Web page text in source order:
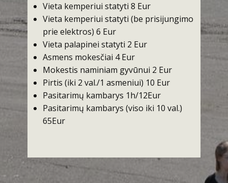
Vieta kemperiui statyti 8 Eur
Vieta kemperiui statyti (be prisijungimo
prie elektros) 6 Eur
Vieta palapinei statyti 2 Eur
Asmens mokesčiai 4 Eur
Mokestis naminiam gyvūnui 2 Eur
Pirtis (iki 2 val./1 asmeniui) 10 Eur
Pasitarimų kambarys 1h/12Eur
Pasitarimų kambarys (viso iki 10 val.)
65Eur